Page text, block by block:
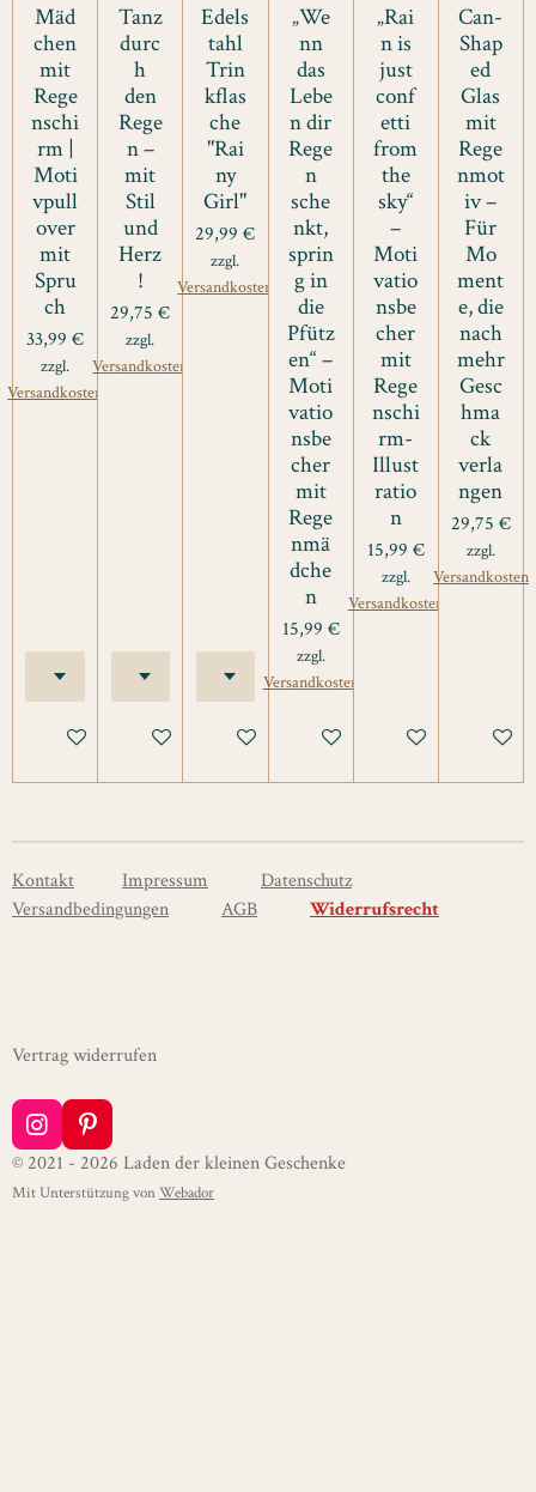
Mäd
chen
mit
Rege
nschi
rm |
Moti
vpull
over
mit
Spru
ch
33,99 €
zzgl.
Versandkosten
Details anzeigen
Tanz
durc
h
den
Rege
n –
mit
Stil
und
Herz
!
29,75 €
zzgl.
Versandkosten
Details anzeigen
Edels
tahl
Trin
kflas
che
"Rai
ny
Girl"
29,99 €
zzgl.
Versandkosten
Details anzeigen
„We
nn
das
Lebe
n dir
Rege
n
sche
nkt,
sprin
g in
die
Pfütz
en“ –
Moti
vatio
nsbe
cher
mit
Rege
nmä
dche
n
15,99 €
zzgl.
Versandkosten
In den Warenkorb
„Rai
n is
just
conf
etti
from
the
sky“
–
Moti
vatio
nsbe
cher
mit
Rege
nschi
rm-
Illust
ratio
n
15,99 €
zzgl.
Versandkosten
In den Warenkorb
Can-
Shap
ed
Glas
mit
Rege
nmot
iv –
Für
Mo
ment
e, die
nach
mehr
Gesc
hma
ck
verla
ngen
29,75 €
zzgl.
Versandkosten
Bei
Kontakt Impressum
Datenschutz
Versandbedingungen
AGB Widerrufsrecht
Vertrag widerrufen
I
n
t
P
i
t
© 2021 - 2026 Laden der kleinen Geschenke
Mit Unterstützung vonWebador